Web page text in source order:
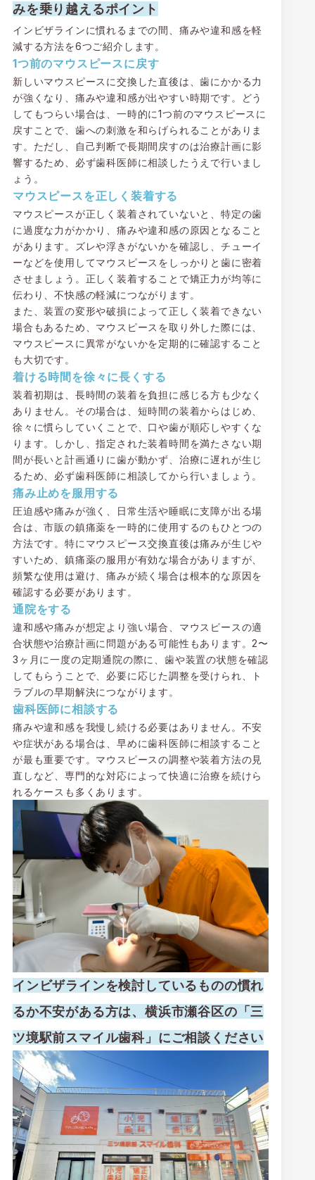
みを乗り越えるポイント
インビザラインに慣れるまでの間、痛みや違和感を軽
減する方法を6つご紹介します。
1つ前のマウスピースに戻す
新しいマウスピースに交換した直後は、歯にかかる力
が強くなり、痛みや違和感が出やすい時期です。どう
してもつらい場合は、一時的に1つ前のマウスピースに
戻すことで、歯への刺激を和らげられることがありま
す。ただし、自己判断で長期間戻すのは治療計画に影
響するため、必ず歯科医師に相談したうえで行いまし
ょう。
マウスピースを正しく装着する
マウスピースが正しく装着されていないと、特定の歯
に過度な力がかかり、痛みや違和感の原因となること
があります。ズレや浮きがないかを確認し、チューイ
ーなどを使用してマウスピースをしっかりと歯に密着
させましょう。正しく装着することで矯正力が均等に
伝わり、不快感の軽減につながります。
また、装置の変形や破損によって正しく装着できない
場合もあるため、マウスピースを取り外した際には、
マウスピースに異常がないかを定期的に確認すること
も大切です。
着ける時間を徐々に長くする
装着初期は、長時間の装着を負担に感じる方も少なく
ありません。その場合は、短時間の装着からはじめ、
徐々に慣らしていくことで、口や歯が順応しやすくな
ります。しかし、指定された装着時間を満たさない期
間が長いと計画通りに歯が動かず、治療に遅れが生じ
るため、必ず歯科医師に相談してから行いましょう。
痛み止めを服用する
圧迫感や痛みが強く、日常生活や睡眠に支障が出る場
合は、市販の鎮痛薬を一時的に使用するのもひとつの
方法です。特にマウスピース交換直後は痛みが生じや
すいため、鎮痛薬の服用が有効な場合がありますが、
頻繁な使用は避け、痛みが続く場合は根本的な原因を
確認する必要があります。
通院をする
違和感や痛みが想定より強い場合、マウスピースの適
合状態や治療計画に問題がある可能性もあります。2〜
3ヶ月に一度の定期通院の際に、歯や装置の状態を確認
してもらうことで、必要に応じた調整を受けられ、ト
ラブルの早期解決につながります。
歯科医師に相談する
痛みや違和感を我慢し続ける必要はありません。不安
や症状がある場合は、早めに歯科医師に相談すること
が最も重要です。マウスピースの調整や装着方法の見
直しなど、専門的な対応によって快適に治療を続けら
れるケースも多くあります。
インビザラインを検討しているものの慣れ
るか不安がある方は、横浜市瀬谷区の「三
ツ境駅前スマイル歯科」にご相談ください